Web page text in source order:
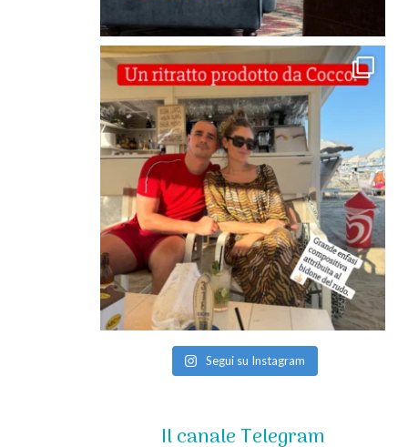
Segui su Instagram
Il canale Telegram